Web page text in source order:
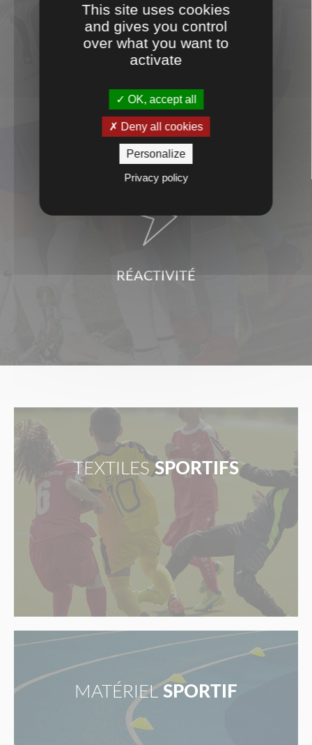
PROXIMITÉ

SERVICES

RÉACTIVITÉ
TEXTILES SPORTIFS
MATÉRIEL SPORTIF
This site uses cookies
and gives you control
over what you want to
activate
OK, accept all
Deny all cookies
Personalize
Privacy policy